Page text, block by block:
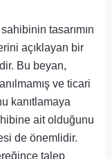
tasarımın
açıklayan bir
Bu beyan,
ve ticari
kanıtlamaya
ait olduğunu
de önemlidir.
talep